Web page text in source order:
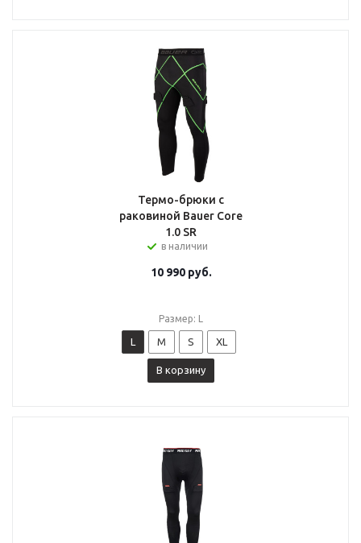
Термо-брюки с
раковиной Bauer Core
1.0 SR
в наличии
10 990руб.
Размер: L
L M S XL
В корзину